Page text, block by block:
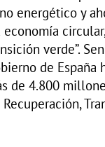
energético y
verde”.
de España
de 4.800